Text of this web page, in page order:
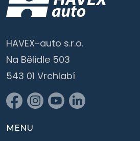
HAVEX-auto s.r.o.
Na Bělidle 503
543 01 Vrchlabí
MENU